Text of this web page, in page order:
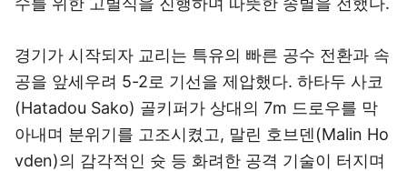
경기가 시작되자 교리는 특유의 빠른 공수 전환과 속
공을 앞세우려 5-2로 기선을 제압했다. 하타두 사코
(Hatadou Sako) 골키퍼가 상대의 7m 드로우를 막
아내며 분위기를 고조시켰고, 말린 호브덴(Malin Ho
vden)의 감각적인 슛 등 화려한 공격 기술이 터지며